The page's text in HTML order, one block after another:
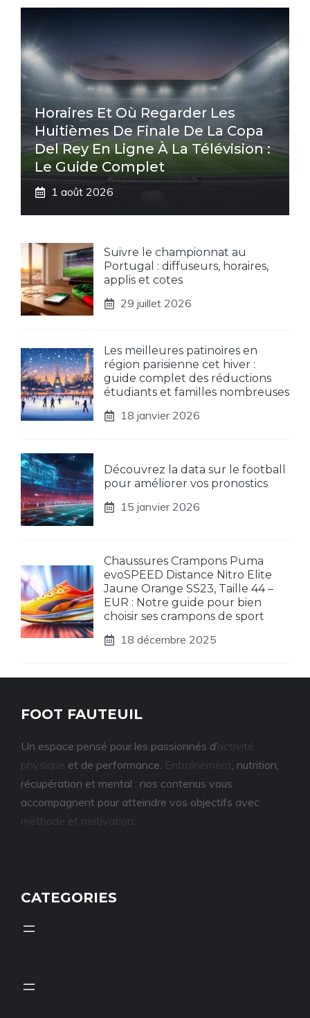
Horaires Et Où Regarder Les
Huitièmes De Finale De La Copa
Del Rey En Ligne À La Télévision :
Le Guide Complet
1 août 2026
Suivre le championnat au
Portugal : diffuseurs, horaires,
applis et cotes
29 juillet 2026
Les meilleures patinoires en
région parisienne cet hiver :
guide complet des réductions
étudiants et familles nombreuses
18 janvier 2026
Découvrez la data sur le football
pour améliorer vos pronostics
15 janvier 2026
Chaussures Crampons Puma
evoSPEED Distance Nitro Elite
Jaune Orange SS23, Taille 44 –
EUR : Notre guide pour bien
choisir ses crampons de sport
18 décembre 2025
FOOT FAUTEUIL
Un espace pensé pour les passionnés d’activité
physique et de performance. Entraînement, nutrition,
récupération et mental : nos contenus vous
accompagnent pour atteindre vos objectifs avec
méthode et motivation.
CATEGORIES